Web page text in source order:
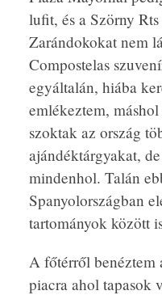
lufit, és a Szörny
Zarándokokat nem
Compostelas
egyáltalán, hiába
emlékeztem,
szoktak az ország
ajándéktárgyakat,
mindenhol. Talán
Spanyolországban
tartományok között
A főtérről benéztem
piacra ahol tapasok